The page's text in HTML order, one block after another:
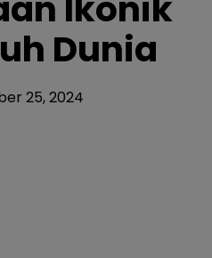
Dunia
25, 2024